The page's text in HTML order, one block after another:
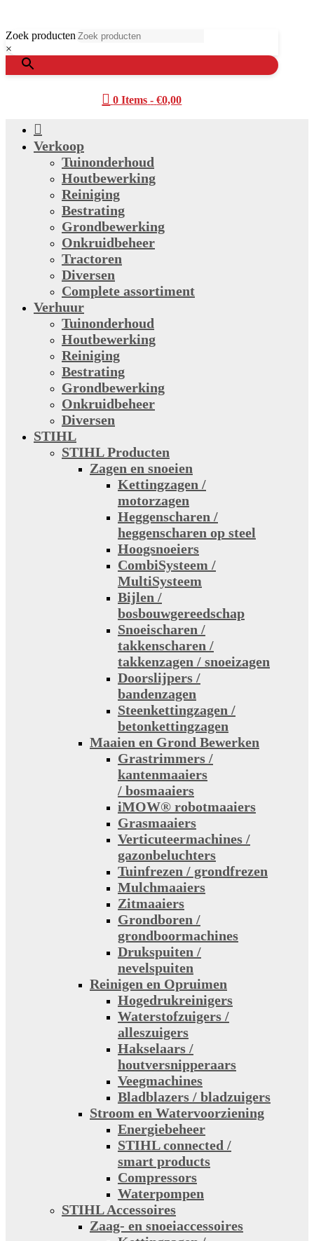
Zoek producten
×
 0 Items - €0,00

Verkoop
Tuinonderhoud
Houtbewerking
Reiniging
Bestrating
Grondbewerking
Onkruidbeheer
Tractoren
Diversen
Complete assortiment
Verhuur
Tuinonderhoud
Houtbewerking
Reiniging
Bestrating
Grondbewerking
Onkruidbeheer
Diversen
STIHL
STIHL Producten
Zagen en snoeien
Kettingzagen /
motorzagen
Heggenscharen /
heggenscharen op steel
Hoogsnoeiers
CombiSysteem /
MultiSysteem
Bijlen /
bosbouwgereedschap
Snoeischaren /
takkenscharen /
takkenzagen / snoeizagen
Doorslijpers /
bandenzagen
Steenkettingzagen /
betonkettingzagen
Maaien en Grond Bewerken
Grastrimmers /
kantenmaaiers
/ bosmaaiers
iMOW® robotmaaiers
Grasmaaiers
Verticuteermachines /
gazonbeluchters
Tuinfrezen / grondfrezen
Mulchmaaiers
Zitmaaiers
Grondboren /
grondboormachines
Drukspuiten /
nevelspuiten
Reinigen en Opruimen
Hogedrukreinigers
Waterstofzuigers /
alleszuigers
Hakselaars /
houtversnipperaars
Veegmachines
Bladblazers / bladzuigers
Stroom en Watervoorziening
Energiebeheer
STIHL connected /
smart products
Compressors
Waterpompen
STIHL Accessoires
Zaag- en snoeiaccessoires